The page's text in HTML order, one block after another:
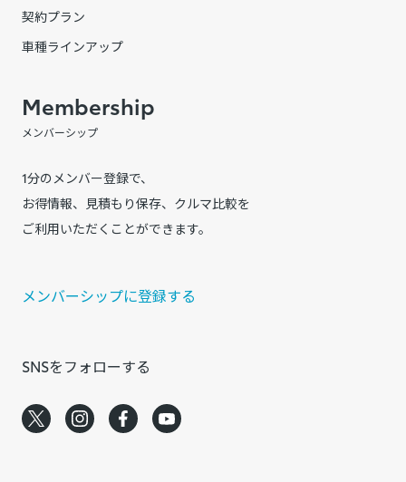
契約プラン
車種ラインアップ
Membership
メンバーシップ
1分のメンバー登録で、
お得情報、見積もり保存、クルマ比較を
ご利用いただくことができます。
メンバーシップに登録する
SNSをフォローする